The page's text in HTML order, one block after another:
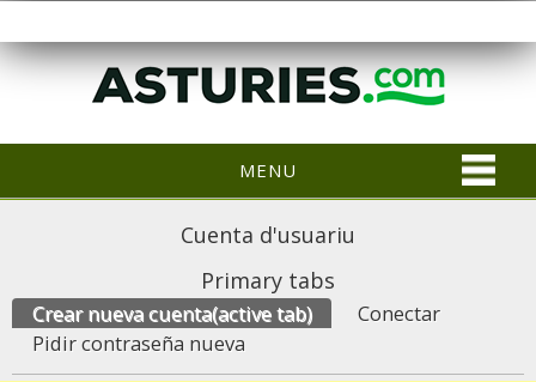
MENU
Cuenta d'usuariu
Primary tabs
Crear nueva cuenta(active tab)
Conectar
Pidir contraseña nueva